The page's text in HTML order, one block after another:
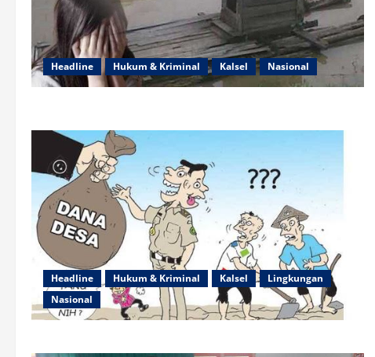
Headline Hukum & Kriminal Kalsel Nasional
Headline Hukum & Kriminal Kalsel
Lingkungan
Nasional